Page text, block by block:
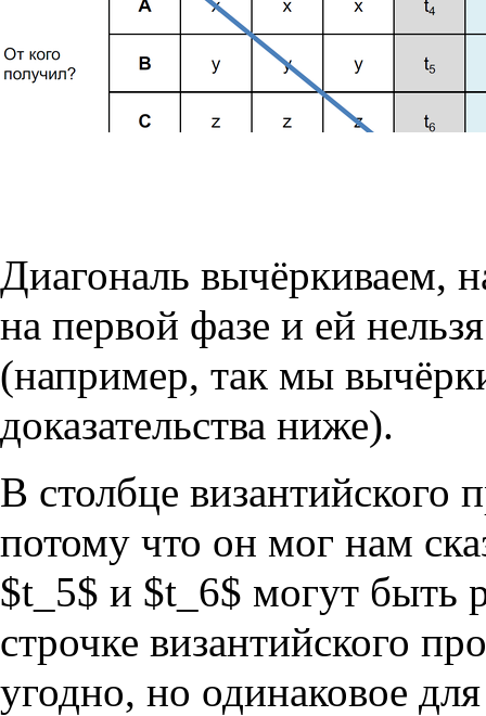
Диагональ вычёркиваем,
на первой фазе и ей
(например, так мы
доказательства ниже).
В столбце византийского
потому что он мог нам
$t_5$ и $t_6$ могут быть
строчке византийского
угодно, но одинаковое